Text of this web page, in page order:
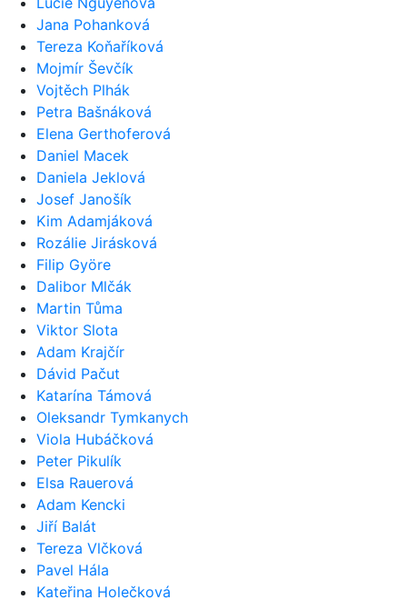
Jana Pohanková
Tereza Koňaříková
Mojmír Ševčík
Vojtěch Plhák
Petra Bašnáková
Elena Gerthoferová
Daniel Macek
Daniela Jeklová
Josef Janošík
Kim Adamjáková
Rozálie Jirásková
Filip Györe
Dalibor Mlčák
Martin Tůma
Viktor Slota
Adam Krajčír
Dávid Pačut
Katarína Támová
Oleksandr Tymkanych
Viola Hubáčková
Peter Pikulík
Elsa Rauerová
Adam Kencki
Jiří Balát
Tereza Vlčková
Pavel Hála
Kateřina Holečková